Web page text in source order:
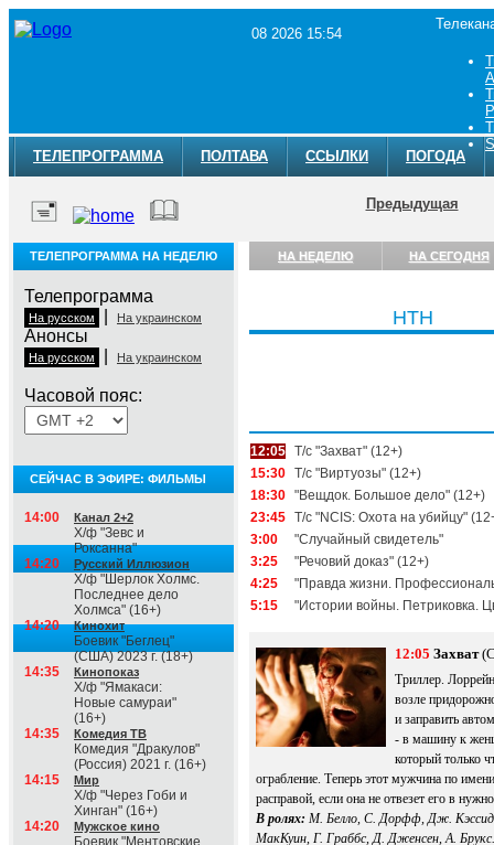
08 2026 15:54
ТЕЛЕПРОГРАММА ПОЛТАВА ССЫЛКИ ПОГОДА
Предыдущая
ТЕЛЕПРОГРАММА НА НЕДЕЛЮ
Телепрограмма
На русском На украинском
Анонсы
На русском На украинском
Часовой пояс:
СЕЙЧАС В ЭФИРЕ: ФИЛЬМЫ
14:00 Канал 2+2
Х/ф "Зевс и
Роксанна"
14:20
Русский Иллюзион
Х/ф "Шерлок Холмс.
Последнее дело
Холмса" (16+)
14:20
Кинохит
Боевик "Беглец"
(США) 2023 г. (18+)
14:35
Кинопоказ
Х/ф "Ямакаси:
Новые самураи"
(16+)
14:35
Комедия ТВ
Комедия "Дракулов"
(Россия) 2021 г. (16+)
14:15
Мир
Х/ф "Через Гоби и
Хинган" (16+)
14:20
Мужское кино
Боевик "Ментовские
НА НЕДЕЛЮ НА СЕГОДНЯ
НТН
12:05 Т/с "Захват" (12+)
15:30 Т/с "Виртуозы" (12+)
18:30 "Вещдок. Большое дело" (12+)
23:45 Т/с "NCIS: Охота на убийцу"
3:00
"Случайный свидетель"
3:25
"Речовий доказ" (12+)
4:25
"Правда жизни.
5:15
"Истории войны. Петриковка.
12:05 Захват
Триллер.
возле
и заправить
- в машину к
который только
ограбление. Теперь этот мужчина по
расправой, если она не отвезет его в
В ролях: М. Белло, С. Дорфф, Дж.
МакКуин, Г. Граббс, Д. Дженсен, А. Брукс.